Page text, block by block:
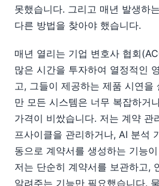
못했습니다. 그리고 매년 발생하
다른 방법을 찾아야 했습니다.
매년 열리는 기업 변호사 협회
많은 시간을 투자하여 열정적인
고, 그들이 제공하는 제품 시연을
만 모든 시스템은 너무 복잡하거
가격이 비쌌습니다. 저는 계약 관
프사이클을 관리하거나, AI 분석
동으로 계약서를 생성하는 기능
저는 단순히 계약서를 보관하고,
알려주는 기능만 필요했습니다.